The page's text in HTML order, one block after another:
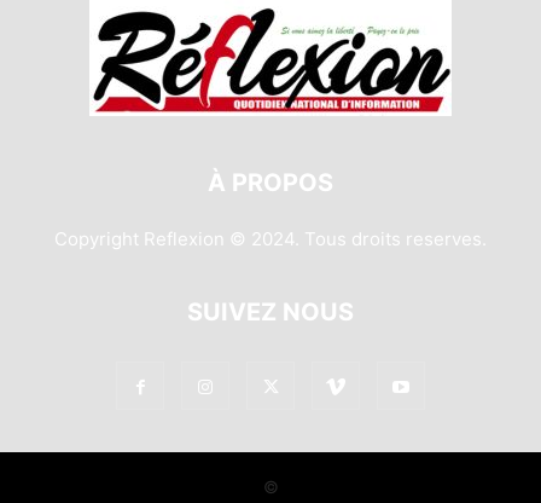
À PROPOS
Copyright Reflexion © 2024. Tous droits reserves.
SUIVEZ NOUS
©